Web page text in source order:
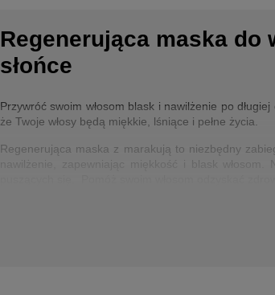
Regenerująca maska do
słońce
Przywróć swoim włosom blask i nawilżenie po
że Twoje włosy będą miękkie, lśniące i pełne życia.
Regenerująca maska z marakują to niezbędny